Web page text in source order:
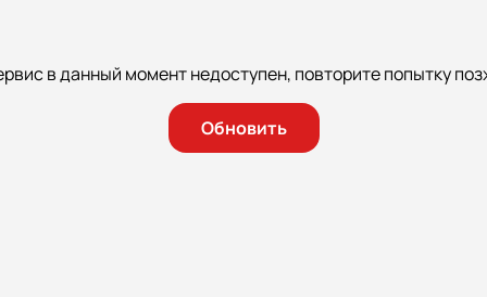
в данный момент недоступен, повторите попытку
Обновить